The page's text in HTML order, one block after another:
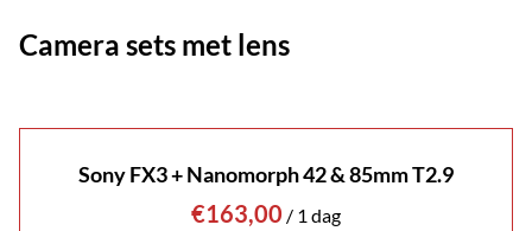
Camera sets met lens
Sony FX3 + Nanomorph 42 & 85mm T2.9
/